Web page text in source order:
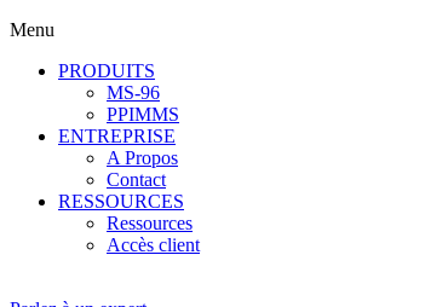
Menu
PRODUITS
MS-96
PPIMMS
ENTREPRISE
A Propos
Contact
RESSOURCES
Ressources
Accès client